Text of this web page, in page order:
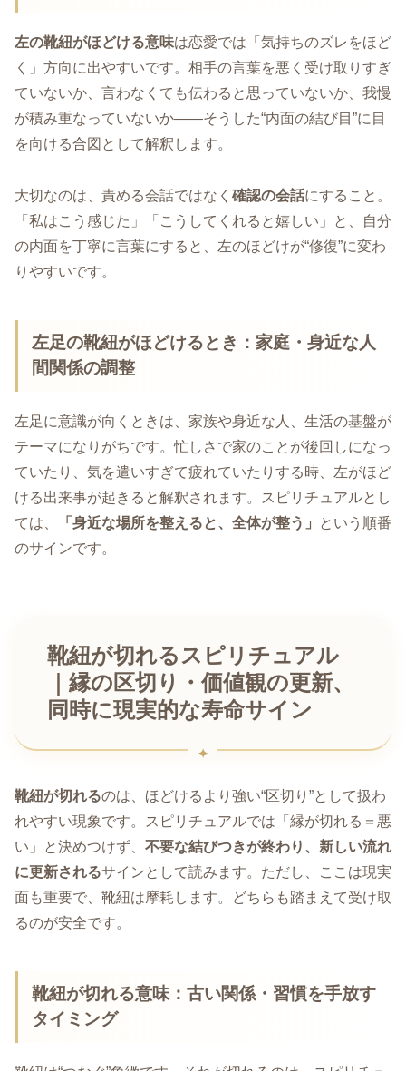
左の靴紐がほどける意味は恋愛では「気持ちのズレをほど
く」方向に出やすいです。相手の言葉を悪く受け取りすぎ
ていないか、言わなくても伝わると思っていないか、我慢
が積み重なっていないか――そうした“内面の結び目”に目
を向ける合図として解釈します。
大切なのは、責める会話ではなく 確認の会話にすること。
「私はこう感じた」「こうしてくれると嬉しい」と、自分
の内面を丁寧に言葉にすると、左のほどけが“修復”に変わ
りやすいです。
左足の靴紐がほどけるとき：家庭・身近な人
間関係の調整
左足に意識が向くときは、家族や身近な人、生活の基盤が
テーマになりがちです。忙しさで家のことが後回しになっ
ていたり、気を遣いすぎて疲れていたりする時、左がほど
ける出来事が起きると解釈されます。スピリチュアルとし
ては、
「身近な場所を整えると、全体が整う」
という順番
のサインです。
靴紐が切れるスピリチュアル
｜縁の区切り・価値観の更新、
同時に現実的な寿命サイン
靴紐が切れるのは、ほどけるより強い“区切り”として扱わ
れやすい現象です。スピリチュアルでは「縁が切れる＝悪
い」と決めつけず、 不要な結びつきが終わり、新しい流れ
に更新されるサインとして読みます。ただし、ここは現実
面も重要で、靴紐は摩耗します。どちらも踏まえて受け取
るのが安全です。
靴紐が切れる意味：古い関係・習慣を手放す
タイミング